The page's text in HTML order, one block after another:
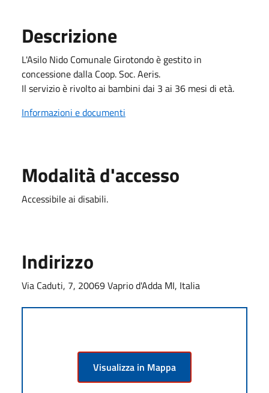
Descrizione
L'Asilo Nido Comunale Girotondo è gestito in
concessione dalla Coop. Soc. Aeris.
Il servizio è rivolto ai bambini dai 3 ai 36 mesi di età.
Informazioni e documenti
Modalità d'accesso
Accessibile ai disabili.
Indirizzo
Via Caduti, 7, 20069 Vaprio d'Adda MI, Italia
Visualizza in Mappa